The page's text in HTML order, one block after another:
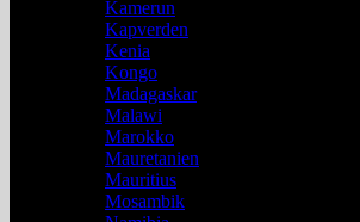
Kamerun
Kapverden
Kenia
Kongo
Madagaskar
Malawi
Marokko
Mauretanien
Mauritius
Mosambik